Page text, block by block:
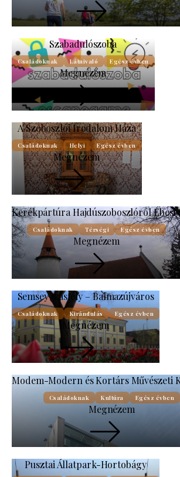
Szabadulószoba
Családoknak Látnivaló Egész évben
Megnézem
A Szoboszlói Irodalom Háza
Családoknak Helyi Egész évben
Megnézem
Kerékpártúra Hajdúszoboszlóról
Családoknak Térségi Egész évben
Megnézem
Semsey-kastély – Balmazújváros
Családoknak Kirándulás Egész évben
Megnézem
Modem-Modern és Kortárs Művészeti
Családoknak Kultúra Egész évben
Megnézem
Pusztai Állatpark-Hortobágy